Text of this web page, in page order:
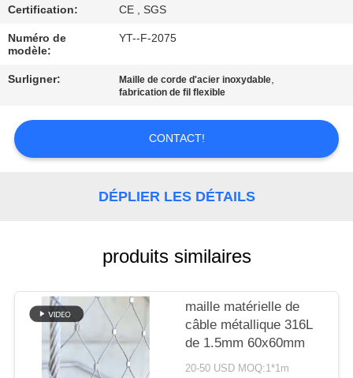
CONTACTEZ-
NOUS
DEMANDEZ
DU
SITE
POLITIQUE
Certification: CE , SGS
Numéro de
modèle:
YT--F-2075
Surligner: Maille de corde d'acier inoxydable,
fabrication de fil flexible
CONTACT!
DÉPLIER LES DÉTAILS
produits similaires
maille matérielle de
câble métallique 316L
de 1.5mm 60x60mm
20-50 USD MOQ:1*1m